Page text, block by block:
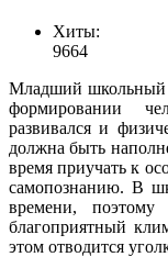
Хиты:
9664
Младший школьный
формировании
развивался и
должна быть
время приучать к
самопознанию. В
времени, поэтому
благоприятный
этом отводится